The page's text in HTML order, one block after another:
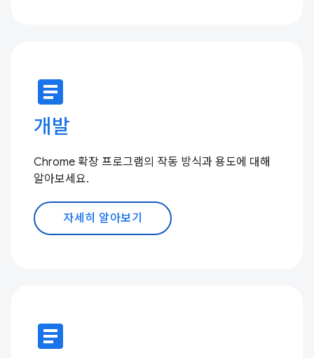
article
개발
Chrome 확장 프로그램의 작동 방식과 용도에 대해
알아보세요.
자세히 알아보기
article